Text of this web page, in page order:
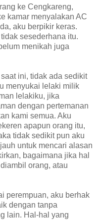
ke Cengkareng,
kamar menyalakan AC
aku berpikir keras.
sesederhana itu.
menikah juga
ini, tidak ada sedikit
menyukai lelaki milik
lelakiku, jika
dengan pertemanan
kami semua. Aku
apapun orang itu,
tidak sedikit pun aku
untuk mencari alasan
bagaimana jika hal
orang, atau
perempuan, aku berhak
dengan tanpa
lain. Hal-hal yang